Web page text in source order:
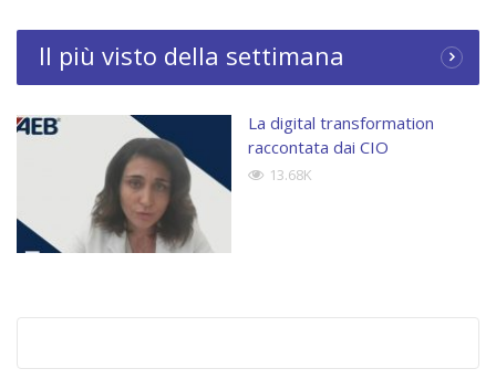
Il più visto della settimana
La digital transformation
raccontata dai CIO
13.68K